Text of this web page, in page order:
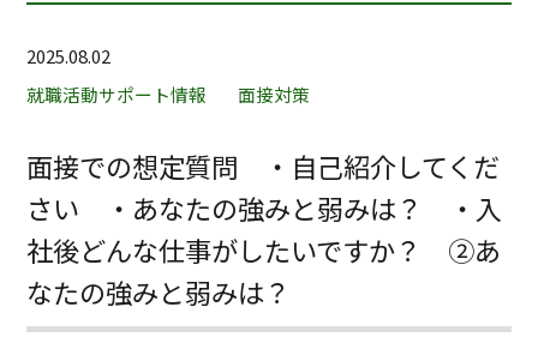
2025.08.02
就職活動サポート情報
面接対策
面接での想定質問 ・自己紹介してくだ
さい ・あなたの強みと弱みは？ ・入
社後どんな仕事がしたいですか？ ②あ
なたの強みと弱みは？